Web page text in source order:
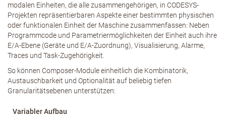
modalen Einheiten, die alle zusammengehörigen, in CODESYS-
Projekten repräsentierbaren Aspekte einer bestimmten physischen
oder funktionalen Einheit der Maschine zusammenfassen: Neben
Programmcode und Parametriermöglichkeiten der Einheit auch ihre
E/A-Ebene (Geräte und E/A-Zuordnung), Visualisierung, Alarme,
Traces und Task-Zugehörigkeit.
So können Composer-Module einheitlich die Kombinatorik,
Austauschbarkeit und Optionalität auf beliebig tiefen
Granularitätsebenen unterstützen:
Variabler Aufbau